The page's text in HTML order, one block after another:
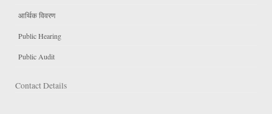
आर्थिक विवरण
Public Hearing
Public Audit
Contact Details